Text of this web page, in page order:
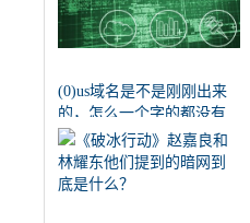
(0)us域名是不是刚刚出来
的，怎么一个字的都没有
人注册阿？